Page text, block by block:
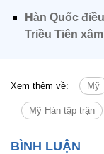
Hàn Quốc
Triều Tiên
Xem thêm về: Mỹ
Mỹ Hàn tập trận